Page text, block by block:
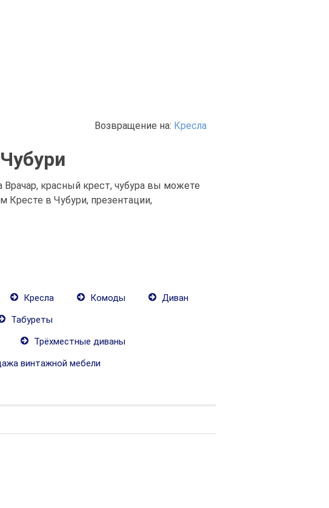
Возвращение на: Кресла
Врачар, красный крест, чубура вы можете
Кресте в Чубури, презентации,
Кресла Комоды
Диван
Табуреты
Трёхместные диваны
винтажной мебели